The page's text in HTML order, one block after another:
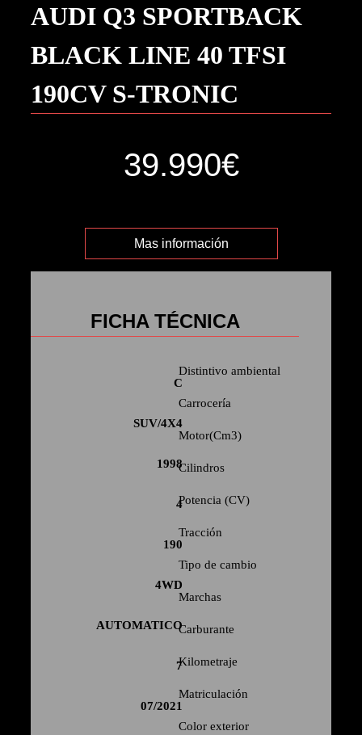
AUDI Q3 SPORTBACK
BLACK LINE 40 TFSI
190CV S-TRONIC
39.990€
Mas información
FICHA TÉCNICA
Distintivo ambiental
Carrocería
Motor(Cm3)
Cilindros
Potencia (CV)
Tracción
Tipo de cambio
Marchas
Carburante
Kilometraje
Matriculación
Color exterior
C
SUV/4X4
1998
4
190
4WD
AUTOMATICO
7
07/2021